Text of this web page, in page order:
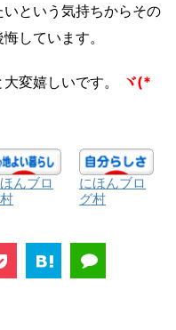
という気持ちからその
しています。
変嬉しいです。
ヾ(*
んブロ
にほんブロ
グ村